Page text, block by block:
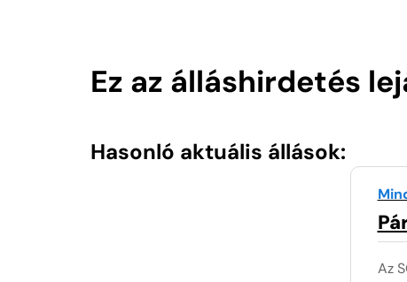
Ez az álláshirdetés
Hasonló aktuális állások:
Az